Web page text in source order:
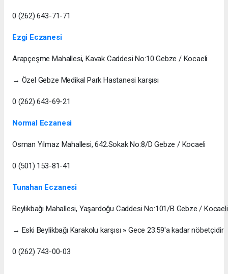
0 (262) 643-71-71
Ezgi Eczanesi
Arapçeşme Mahallesi, Kavak Caddesi No:10 Gebze / Kocaeli
→ Özel Gebze Medikal Park Hastanesi karşısı
0 (262) 643-69-21
Normal Eczanesi
Osman Yılmaz Mahallesi, 642.Sokak No:8/D Gebze / Kocaeli
0 (501) 153-81-41
Tunahan Eczanesi
Beylikbağı Mahallesi, Yaşardoğu Caddesi No:101/B Gebze / Kocaeli
→ Eski Beylikbağı Karakolu karşısı » Gece 23:59'a kadar nöbetçidir
0 (262) 743-00-03